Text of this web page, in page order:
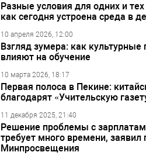
Разные условия для одних и
как сегодня устроена среда в
10 апреля 2026, 12:00
Взгляд зумера: как
влияют на обучение
10 марта 2026, 18:17
Первая полоса в Пекине:
благодарят «Учительскую
11 декабря 2025, 21:40
Решение проблемы с
требует много времени, заявил
Минпросвещения